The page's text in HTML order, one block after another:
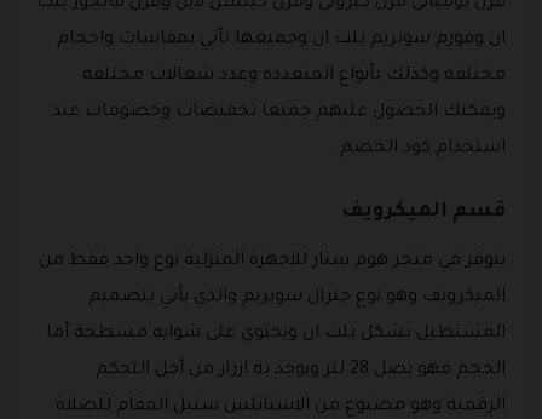
فرن بومبانى فرن كيروني وفرن كيتشن لاين وفرن فالجور بلت
ان وفورم سوبريم بلت ان وجميعها تأتي بمقاسات واحجام
مختلفه وكذلك بأنواع المتعدده وعدد شعالات مختلفه
ويمكنك الحصول عليهم جميعا تخفيضات وخصومات عند
استخدام كود الخصم .
قسم الميكرويف
يتوفر في متجر هوم ستار للاجهزة المنزلية نوع واحد فقط من
الميكرويف وهو نوع جنرال سوبريم والذي يأتي بتصميم
المستطيل بشكل بلت ان ويحتوي على شوايه مسطحة أما
الحجم فهو يصل 28 لتر ويوجد به ازرار من أجل التحكم
الرقمية وهو مصنوع من الاستانلس ستيل المقام للصلاة